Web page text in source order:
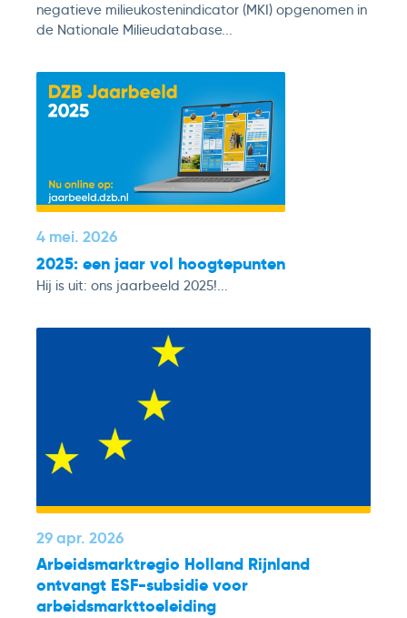
negatieve milieukostenindicator (MKI) opgenomen in
de Nationale Milieudatabase...
4 mei. 2026
2025: een jaar vol hoogtepunten
Hij is uit: ons jaarbeeld 2025!...
29 apr. 2026
Arbeidsmarktregio Holland Rijnland
ontvangt ESF-subsidie voor
arbeidsmarkttoeleiding